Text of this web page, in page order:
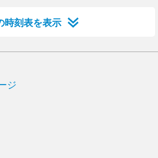
時刻表を表示
ジ